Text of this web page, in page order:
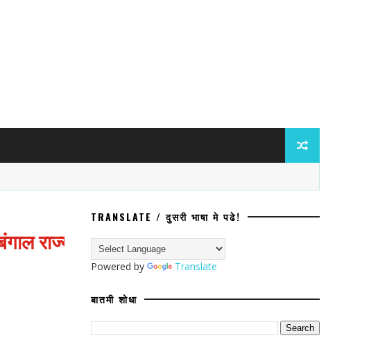
राज्य बोगस भरती केसच्या धरतीवर बोगस शालार्थ
TRANSLATE / दुसरी भाषा मे पढे!
Powered by Translate
बातमी शोधा